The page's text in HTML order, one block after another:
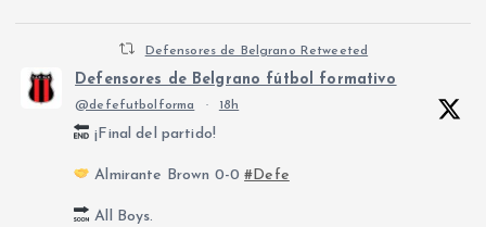
Defensores de Belgrano Retweeted
Defensores de Belgrano fútbol formativo
@defefutbolforma · 18h
¡Final del partido!
Almirante Brown 0-0#Defe
All Boys.